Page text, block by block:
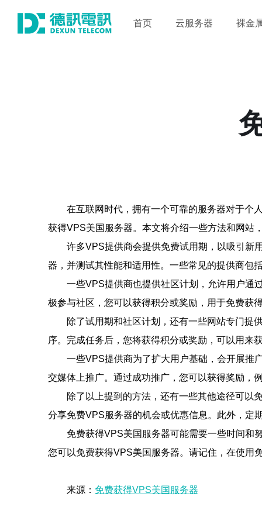
首页 云服务器 裸金
在互联网时代，拥有一个可靠的服务器对于个
获得VPS美国服务器。本文将介绍一些方法和网站
许多VPS提供商会提供免费试用期，以吸引新
器，并测试其性能和适用性。一些常见的提供商包
一些VPS提供商也提供社区计划，允许用户通
极参与社区，您可以获得积分或奖励，用于免费获
除了试用期和社区计划，还有一些网站专门提
序。完成任务后，您将获得积分或奖励，可以用
一些VPS提供商为了扩大用户基础，会开展推
交媒体上推广。通过成功推广，您可以获得奖励，
除了以上提到的方法，还有一些其他途径可以
分享免费VPS服务器的机会或优惠信息。此外，定
免费获得VPS美国服务器可能需要一些时间和
您可以免费获得VPS美国服务器。请记住，在使用
来源： 免费获得VPS美国服务器